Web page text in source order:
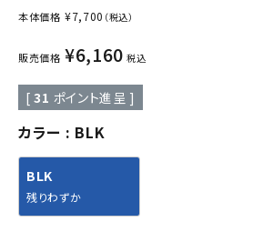
本体価格 ¥7,700 （税込）
販売価格 ¥6,160 税込
[ 31 ポイント進呈 ]
カラー BLK
BLK
残りわずか